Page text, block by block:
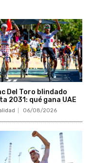
Del Toro blindado
2031: qué gana UAE
06/08/2026